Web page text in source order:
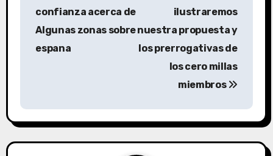
v
i
confianza acerca de
Algunas zonas sobre
espana
ilustraremos
nuestra propuesta y
los prerrogativas de
los cero millas
miembros